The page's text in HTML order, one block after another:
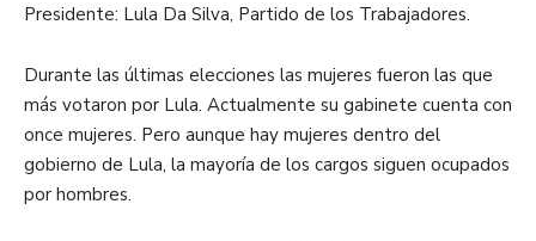
Presidente: Lula Da Silva, Partido de los Trabajadores.
Durante las últimas elecciones las mujeres fueron las que
más votaron por Lula. Actualmente su gabinete cuenta con
once mujeres. Pero aunque hay mujeres dentro del
gobierno de Lula, la mayoría de los cargos siguen ocupados
por hombres.